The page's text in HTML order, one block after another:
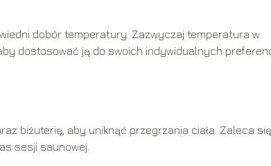
dobór temperatury. Zazwyczaj temperatura w
dostosować ją do swoich indywidualnych
biżuterię, aby uniknąć przegrzania ciała. Zaleca się
sesji saunowej.